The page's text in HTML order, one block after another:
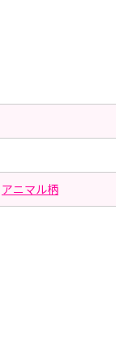
アニマル柄